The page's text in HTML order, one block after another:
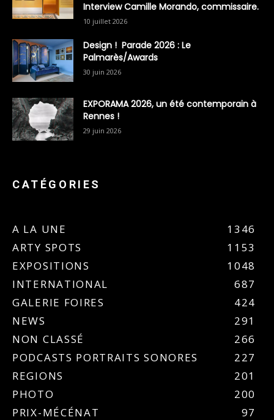
Interview Camille Morando, commissaire.
10 juillet 2026
Design ! Parade 2026 : Le
Palmarès/Awards
30 juin 2026
EXPORAMA 2026, un été contemporain à
Rennes !
29 juin 2026
CATÉGORIES
A LA UNE
1346
ARTY SPOTS
1153
EXPOSITIONS
1048
INTERNATIONAL
687
GALERIE FOIRES
424
NEWS
291
NON CLASSÉ
266
PODCASTS PORTRAITS SONORES
227
REGIONS
201
PHOTO
200
PRIX-MÉCÉNAT
97